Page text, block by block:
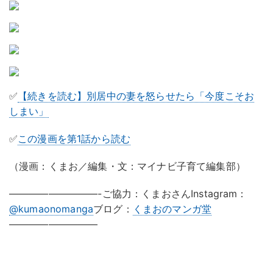
✅ 【続きを読む】別居中の妻を怒らせたら「今度こそお
しまい」
✅この漫画を第1話から読む
（漫画：くまお／編集・文：マイナビ子育て編集部）
—————————-ご協力：くまおさんInstagram：
@kumaonomangaブログ： くまおのマンガ堂
—————————